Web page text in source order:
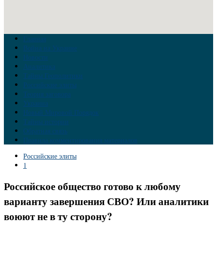
Главная
Война на Украине
Новости
Аналитика
Тайны Геополитики
Российские элиты
Теория заговора
Украина
Новый Мировой Порядок
Тайны истории
Обратная связь
Правила комментирования материалов
Российские элиты
1
Российское общество готово к любому
варианту завершения СВО? Или аналитики
воюют не в ту сторону?